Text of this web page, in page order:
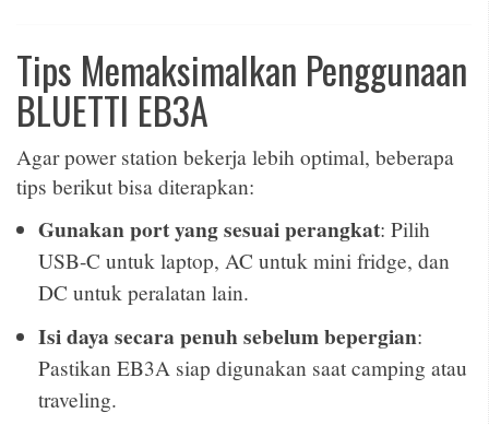
Tips Memaksimalkan Penggunaan
BLUETTI EB3A
Agar power station bekerja lebih optimal, beberapa
tips berikut bisa diterapkan:
Gunakan port yang sesuai perangkat: Pilih
USB-C untuk laptop, AC untuk mini fridge, dan
DC untuk peralatan lain.
Isi daya secara penuh sebelum bepergian:
Pastikan EB3A siap digunakan saat camping atau
traveling.